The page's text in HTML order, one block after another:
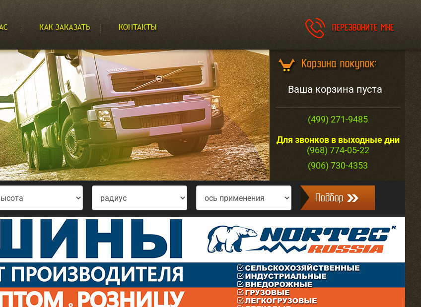
Ваша корзина пуста
(499) 271-9485
Для звонков в выходные дни
(968) 774-05-22
(906) 730-4353